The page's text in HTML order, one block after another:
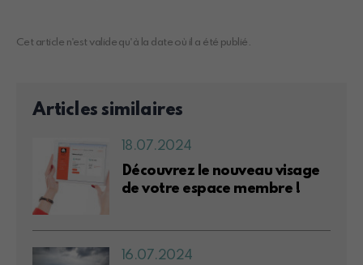
Cet article n'est valide qu'à la date où il a été publié.
Articles similaires
18.07.2024
Découvrez le nouveau visage
de votre espace membre !
16.07.2024